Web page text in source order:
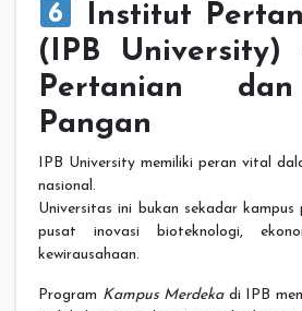
Institut
(IPB University)
Pertanian
Pangan
IPB University memiliki peran vital
nasional.
Universitas ini bukan sekadar
pusat inovasi bioteknologi,
kewirausahaan.
Program Kampus Merdekadi IPB